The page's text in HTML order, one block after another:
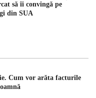
să îi convingă pe
din SUA
Cum vor arăta facturile